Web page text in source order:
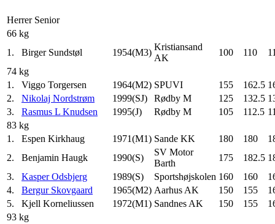
Herrer Senior
66 kg
1.
Birger Sundstøl 1954(M3)
Kristiansand
AK
100 110
74 kg
1.
Viggo Torgersen 1964(M2) SPUVI 155 162.5
2.
Nikolaj Nordstrøm 1999(SJ) Rødby M 125 132.5
3.
Rasmus L Knudsen 1995(J) Rødby M 105 112.5
83 kg
1.
Espen Kirkhaug 1971(M1) Sande KK 180 180
2.
Benjamin Haugk 1990(S)
SV Motor
Barth
175 182.5
3.
Kasper Odsbjerg 1989(S) Sportshøjskolen 160 160
4.
Bergur Skovgaard 1965(M2) Aarhus AK 150 155
5.
Kjell Korneliussen 1972(M1) Sandnes AK 150 155
93 kg